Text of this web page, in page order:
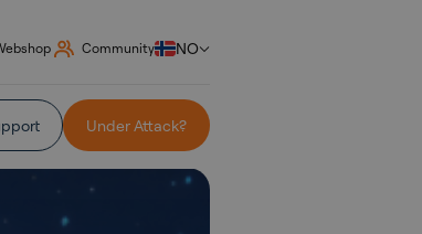
Community NO
Under Attack?